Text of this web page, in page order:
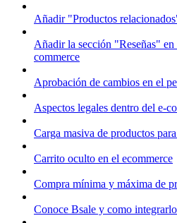
Añadir "Productos
Añadir la sección "Reseñas"
commerce
Aprobación de cambios en el
Aspectos legales dentro del e-
Carga masiva de productos
Carrito oculto en el ecommerce
Compra mínima y máxima de
Conoce Bsale y como